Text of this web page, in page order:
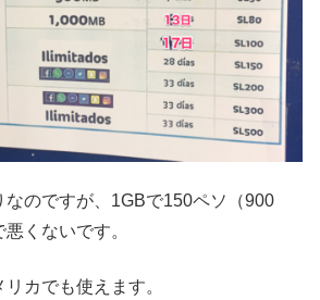
なのですが、1GBで150ペソ（900
くないです。
カでも使えます。